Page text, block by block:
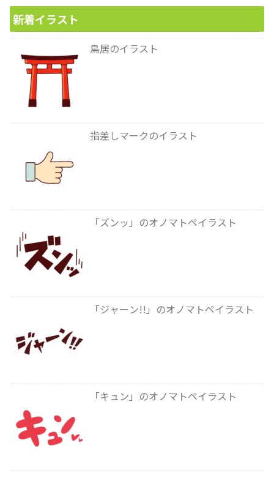
新着イラスト
鳥居のイラスト
指差しマークのイラスト
「ズンッ」のオノマトペイラスト
「ジャーン!!」のオノマトペイラスト
「キュン」のオノマトペイラスト